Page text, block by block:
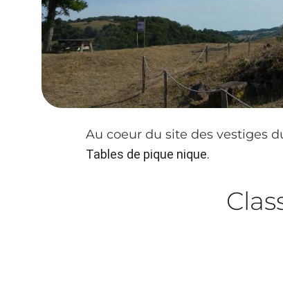
Au coeur du site des vestiges
Tables de pique nique.